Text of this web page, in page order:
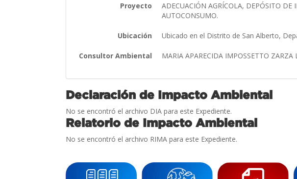
Proyecto
ADECUACIÓN AGRÍCOLA, DEPÓSITO DE
AUTOCONSUMO.
Ubicación Ubicado en el Distrito de San Alberto,
Consultor Ambiental MARIA APARECIDA IMPOSSETTO ZARZA
Declaración de Impacto Ambiental
No se encontró el archivo DIA para este Expediente.
Relatorio de Impacto Ambiental
No se encontró el archivo RIMA para este Expediente.